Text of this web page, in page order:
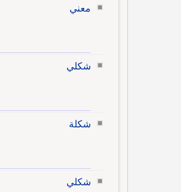
معني
شكلي
شكلة
شكلي